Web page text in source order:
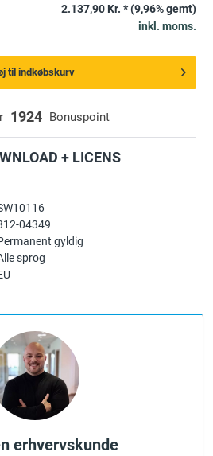
04349
gyldig
sprog
1924 Bonuspoint
+ LICENS
2.137,90 Kr. *(9,96% gemt)
inkl. moms.
til indkøbskurv
erhvervskunde